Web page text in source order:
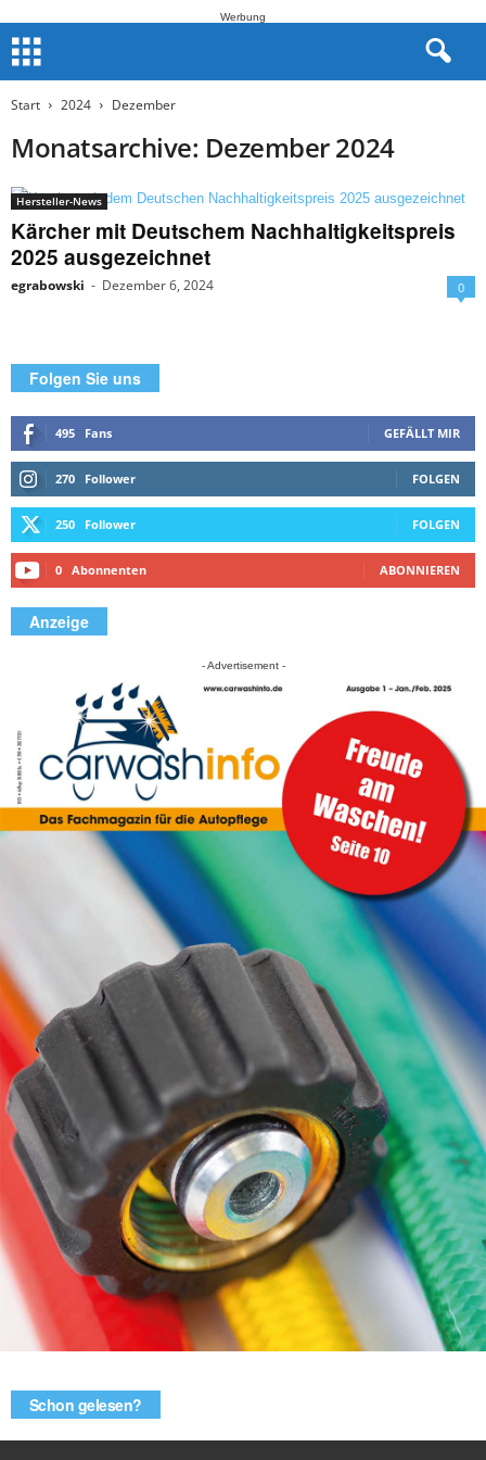
Werbung
Start 2024 Dezember
Monatsarchive: Dezember 2024
Hersteller-News
Kärcher mit Deutschem Nachhaltigkeitspreis
2025 ausgezeichnet
egrabowski - Dezember 6, 2024 0
Folgen Sie uns
495 Fans GEFÄLLT MIR
270 Follower FOLGEN
250 Follower FOLGEN
0 Abonnenten ABONNIEREN
Anzeige
- Advertisement -
Schon gelesen?